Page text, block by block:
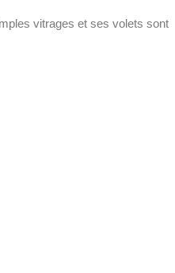
vitrages et ses volets sont